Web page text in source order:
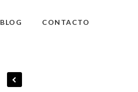
BLOG CONTACTO